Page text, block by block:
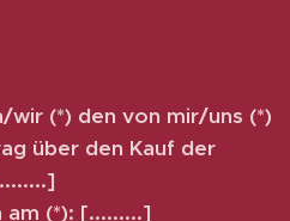
wir (*) den von mir/uns (*)
über den Kauf der
(*): [.........]